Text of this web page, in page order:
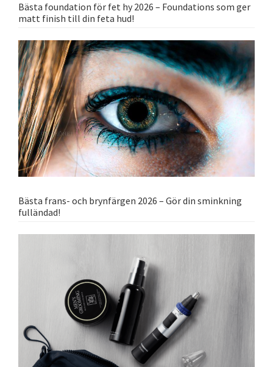
Bästa foundation för fet hy 2026 – Foundations som ger
matt finish till din feta hud!
Bästa frans- och brynfärgen 2026 – Gör din sminkning
fulländad!